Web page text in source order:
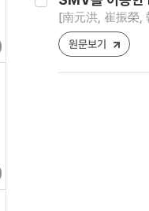
[南元洪, 崔振榮,
원문보기